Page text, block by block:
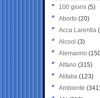
100 giorni (5)
Aborto (20)
Acca Larentia
Alcool (3)
Alemanno
Alfano (315)
Alitalia (123)
Ambiente